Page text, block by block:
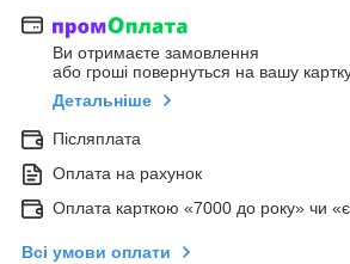
Ви отримаєте замовлення
або гроші повернуться на вашу
Детальніше
Післяплата
Оплата на рахунок
Оплата карткою «7000 до року» чи
Всі умови оплати